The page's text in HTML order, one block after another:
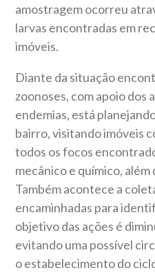
amostragem ocorreu
larvas encontradas em
imóveis.
Diante da situação
zoonoses, com apoio dos
endemias, está
bairro, visitando imóveis
todos os focos
mecânico e químico,
Também acontece a
encaminhadas para
objetivo das ações é
evitando uma possível
o estabelecimento do